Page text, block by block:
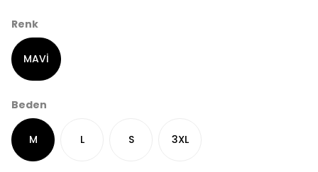
Renk
MAVİ
Beden
M L S 3XL